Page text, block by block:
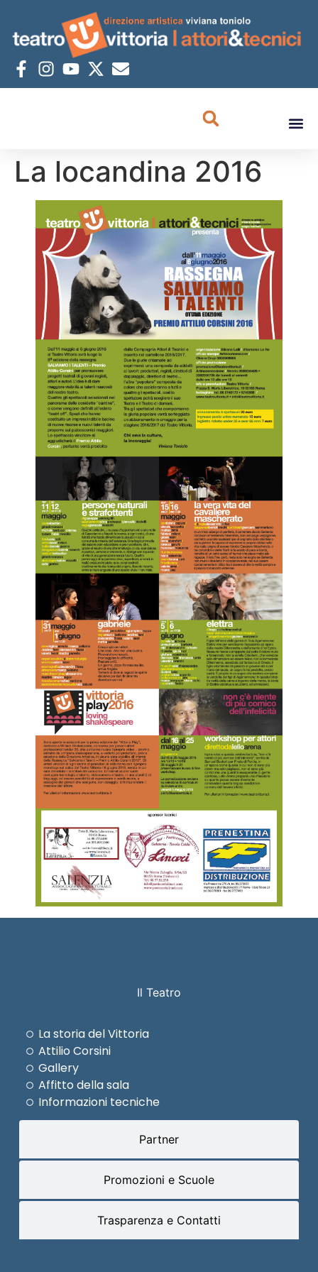
La locandina 2016
Il Teatro
Partner
Promozioni e Scuole
Trasparenza e Contatti
La storia del Vittoria
Attilio Corsini
Gallery
Affitto della sala
Informazioni tecniche